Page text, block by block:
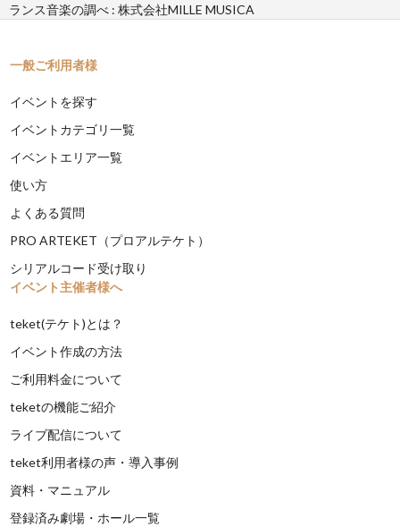
ランス音楽の調べ : 株式会社MILLE MUSICA
一般ご利用者様
イベントを探す
イベントカテゴリ一覧
イベントエリア一覧
使い方
よくある質問
PRO ARTEKET（プロアルテケト）
シリアルコード受け取り
イベント主催者様へ
teket(テケト)とは？
イベント作成の方法
ご利用料金について
teketの機能ご紹介
ライブ配信について
teket利用者様の声・導入事例
資料・マニュアル
登録済み劇場・ホール一覧